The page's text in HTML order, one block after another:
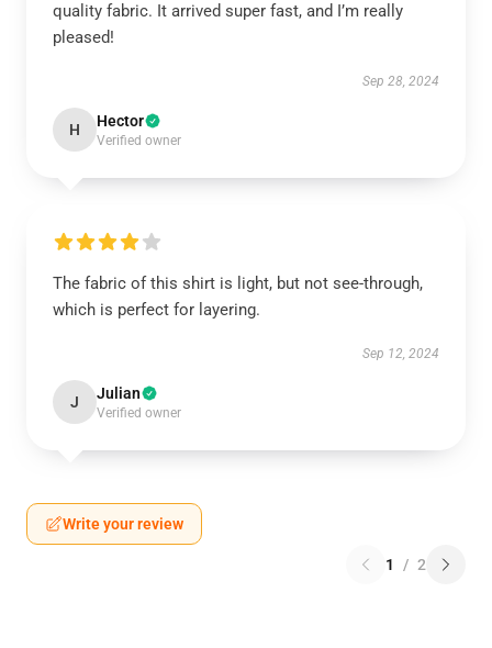
quality fabric. It arrived super fast, and I’m really
pleased!
Sep 28, 2024
H Hector
Verified owner
The fabric of this shirt is light, but not see-through,
which is perfect for layering.
Sep 12, 2024
J Julian
Verified owner
Write your review
1 / 2